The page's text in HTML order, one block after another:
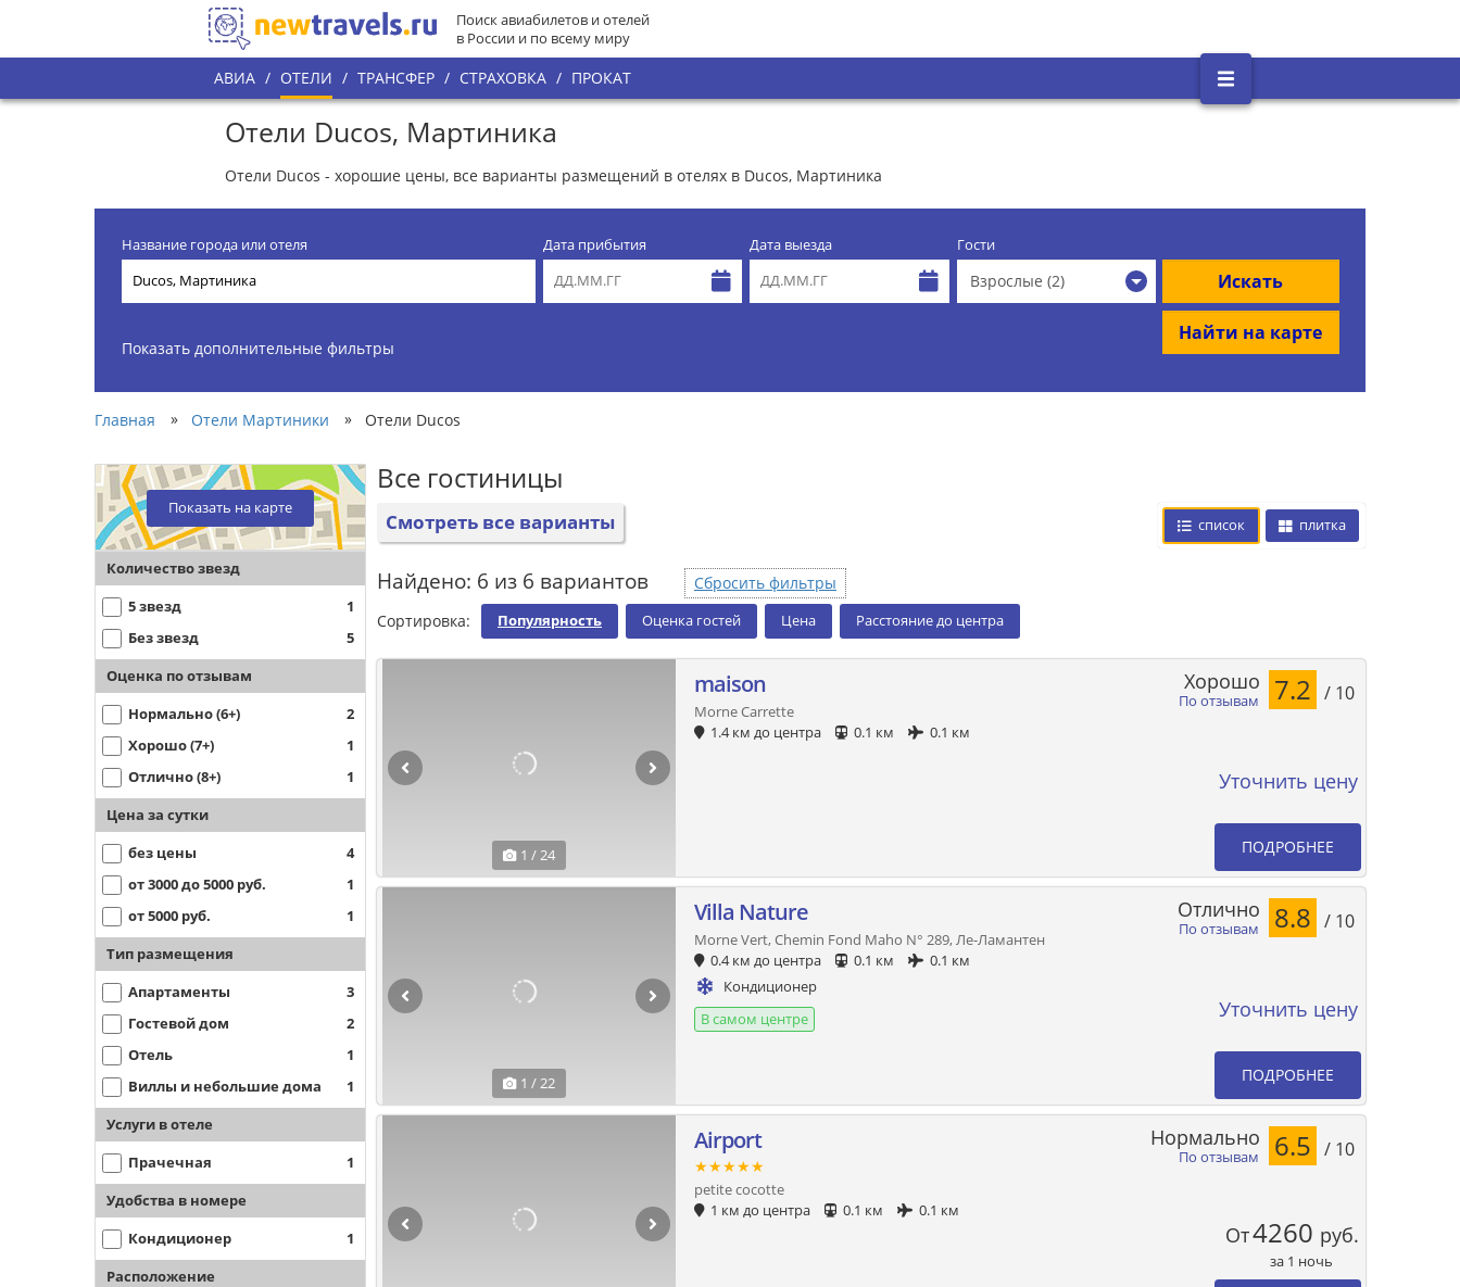
Поиск авиабилетов и отелей
в России и по всему миру
АВИА / ОТЕЛИ / ТРАНСФЕР / СТРАХОВКА / ПРОКАТ
Отели Ducos, Мартиника
Отели Ducos - хорошие цены, все варианты размещений в отелях в Ducos, Мартиника
Название города или отеля Дата прибытия Дата выезда Гости
Взрослые (2) Искать
Найти на карте
Показать дополнительные фильтры
Главная » Отели Мартиники » Отели Ducos
Показать на карте
Количество звезд
5 звезд
1
Без звезд
5
Оценка по отзывам
Нормально (6+)
2
Хорошо (7+)
1
Отлично (8+)
1
Цена за сутки
без цены
4
от 3000 до 5000 руб.
1
от 5000 руб.
1
Тип размещения
Апартаменты
3
Гостевой дом
2
Отель
1
Виллы и небольшие дома
1
Услуги в отеле
Прачечная 1
Удобства в номере
Кондиционер 1
Расположение
Все гостиницы
Смотреть все варианты список плитка
Найдено: 6 из 6 вариантов
Сбросить фильтры
Сортировка:
Популярность Оценка гостей Цена Расстояние до центра
1 / 24
maison
Morne Carrette
1.4 км до центра
0.1 км 0.1 км
По отзывам
Хорошо 7.2 / 10
Уточнить цену
ПОДРОБНЕЕ
1 / 22
Villa Nature
Morne Vert, Chemin Fond Maho N° 289, Ле-Ламантен
0.4 км до центра
0.1 км
0.1 км
Кондиционер
В самом центре
По отзывам
Отлично 8.8 / 10
Уточнить цену
ПОДРОБНЕЕ
Airport
★★★★★
petite cocotte
1 км до центра
0.1 км 0.1 км
По отзывам
Нормально 6.5 / 10
От4260 руб.
за 1 ночь